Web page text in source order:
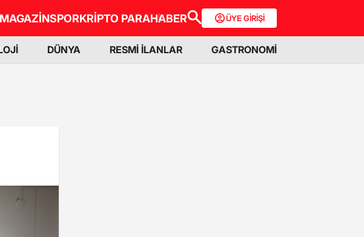
MAGAZİNSPORKRİPTO PARAHABER ÜYE GİRİŞİ
DÜNYA RESMİ İLANLAR GASTRONOMİ